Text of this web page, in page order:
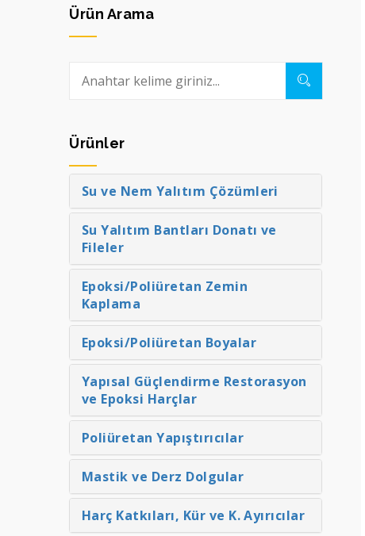
Ürün Arama
Ürünler
Su ve Nem Yalıtım Çözümleri
Su Yalıtım Bantları Donatı ve
Fileler
Epoksi/Poliüretan Zemin
Kaplama
Epoksi/Poliüretan Boyalar
Yapısal Güçlendirme Restorasyon
ve Epoksi Harçlar
Poliüretan Yapıştırıcılar
Mastik ve Derz Dolgular
Harç Katkıları, Kür ve K. Ayırıcılar